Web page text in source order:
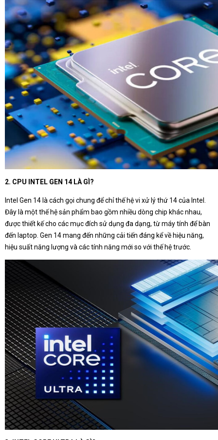
2. CPU INTEL GEN 14 LÀ GÌ?
Intel Gen 14 là cách gọi chung để chỉ thế hệ vi xử lý thứ 14 của Intel.
Đây là một thế hệ sản phẩm bao gồm nhiều dòng chip khác nhau,
được thiết kế cho các mục đích sử dụng đa dạng, từ máy tính để bàn
đến laptop. Gen 14 mang đến những cải tiến đáng kể về hiệu năng,
hiệu suất năng lượng và các tính năng mới so với thế hệ trước.